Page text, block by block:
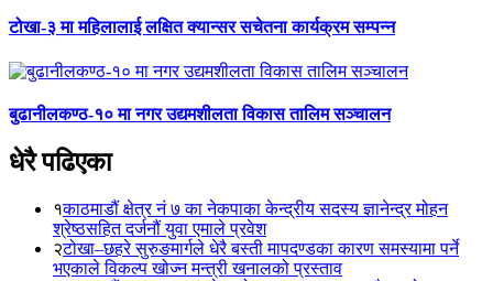
टोखा-३ मा महिलालाई लक्षित क्यान्सर सचेतना कार्यक्रम सम्पन्न
बुढानीलकण्ठ-१० मा नगर उद्यमशीलता विकास तालिम सञ्चालन
धेरै पढिएका
१काठमाडौं क्षेत्र नं ७ का नेकपाका केन्द्रीय सदस्य ज्ञानेन्द्र मोहन
श्रेष्ठसहित दर्जनौं युवा एमाले प्रवेश
२टोखा–छहरे सुरुङमार्गले धेरै बस्ती मापदण्डका कारण समस्यामा पर्ने
भएकाले विकल्प खोज्न मन्त्री खनालको प्रस्ताव